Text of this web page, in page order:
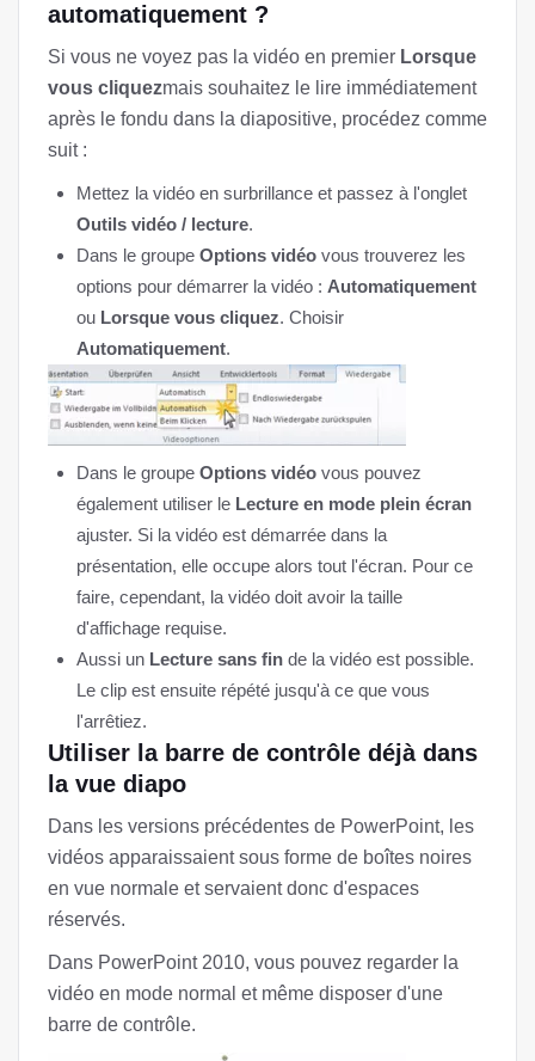
automatiquement ?
Si vous ne voyez pas la vidéo en premier Lorsque
vous cliquezmais souhaitez le lire immédiatement
après le fondu dans la diapositive, procédez comme
suit :
Mettez la vidéo en surbrillance et passez à l'onglet
Outils vidéo / lecture.
Dans le groupe Options vidéo vous trouverez les
options pour démarrer la vidéo : Automatiquement
ou Lorsque vous cliquez. Choisir
Automatiquement.
Dans le groupe Options vidéo vous pouvez
également utiliser le Lecture en mode plein écran
ajuster. Si la vidéo est démarrée dans la
présentation, elle occupe alors tout l'écran. Pour ce
faire, cependant, la vidéo doit avoir la taille
d'affichage requise.
Aussi un Lecture sans fin de la vidéo est possible.
Le clip est ensuite répété jusqu'à ce que vous
l'arrêtiez.
Utiliser la barre de contrôle déjà dans
la vue diapo
Dans les versions précédentes de PowerPoint, les
vidéos apparaissaient sous forme de boîtes noires
en vue normale et servaient donc d'espaces
réservés.
Dans PowerPoint 2010, vous pouvez regarder la
vidéo en mode normal et même disposer d'une
barre de contrôle.